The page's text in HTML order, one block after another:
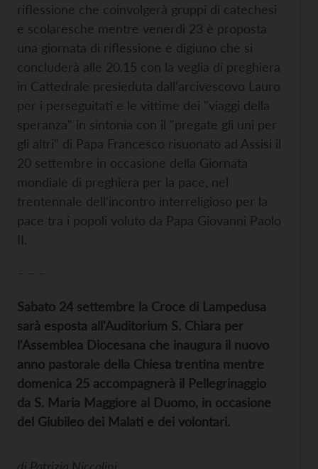
riflessione che coinvolgerà gruppi di catechesi
e scolaresche mentre venerdì 23 è proposta
una giornata di riflessione e digiuno che si
concluderà alle 20.15 con la veglia di preghiera
in Cattedrale presieduta dall'arcivescovo Lauro
per i perseguitati e le vittime dei "viaggi della
speranza" in sintonia con il "pregate gli uni per
gli altri" di Papa Francesco risuonato ad Assisi il
20 settembre in occasione della Giornata
mondiale di preghiera per la pace, nel
trentennale dell'incontro interreligioso per la
pace tra i popoli voluto da Papa Giovanni Paolo
II.
– – –
Sabato 24 settembre la Croce di Lampedusa
sarà esposta all'Auditorium S. Chiara per
l'Assemblea Diocesana che inaugura il nuovo
anno pastorale della Chiesa trentina mentre
domenica 25 accompagnerà il Pellegrinaggio
da S. Maria Maggiore al Duomo, in occasione
del Giubileo dei Malati e dei volontari.